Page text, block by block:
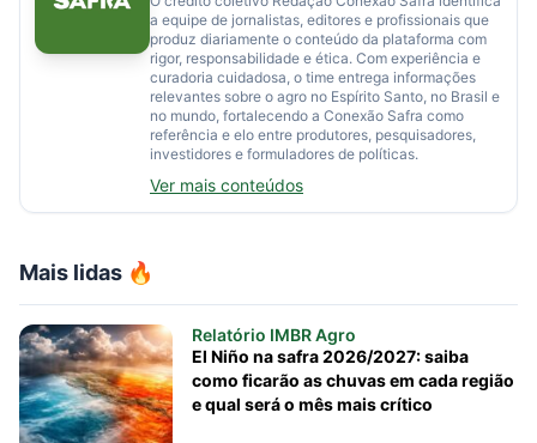
Mais lidas 🔥
Relatório IMBR Agro
El Niño na safra 2026/2027: saiba
como ficarão as chuvas em cada região
e qual será o mês mais crítico
a equipe de jornalistas, editores e profissionais que
produz diariamente o conteúdo da plataforma com
rigor, responsabilidade e ética. Com experiência e
curadoria cuidadosa, o time entrega informações
relevantes sobre o agro no Espírito Santo, no Brasil e
no mundo, fortalecendo a Conexão Safra como
referência e elo entre produtores, pesquisadores,
investidores e formuladores de políticas.
Ver mais conteúdos